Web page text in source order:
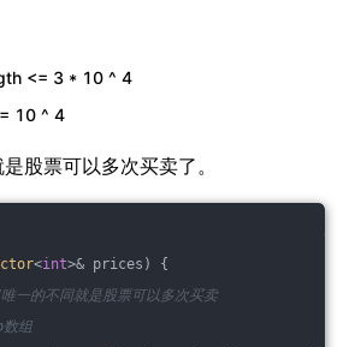
<= 3 * 10 ^ 4
10 ^ 4
股票可以多次买卖了。
<int>& prices)
{
一的不同就是股票可以多次买卖
组